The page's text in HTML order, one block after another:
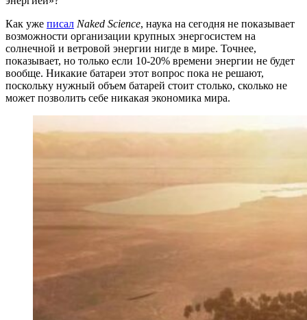
Как уже писал Naked Science, наука на сегодня не показывает
возможности организации крупных энергосистем на
солнечной и ветровой энергии нигде в мире. Точнее,
показывает, но только если 10-20% времени энергии не будет
вообще. Никакие батареи этот вопрос пока не решают,
поскольку нужный объем батарей стоит столько, сколько не
может позволить себе никакая экономика мира.